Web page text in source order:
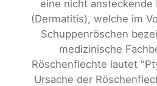
eine nicht ansteckende
(Dermatitis), welche im
Schuppenröschen
medizinische
Röschenflechte lautet
Ursache der